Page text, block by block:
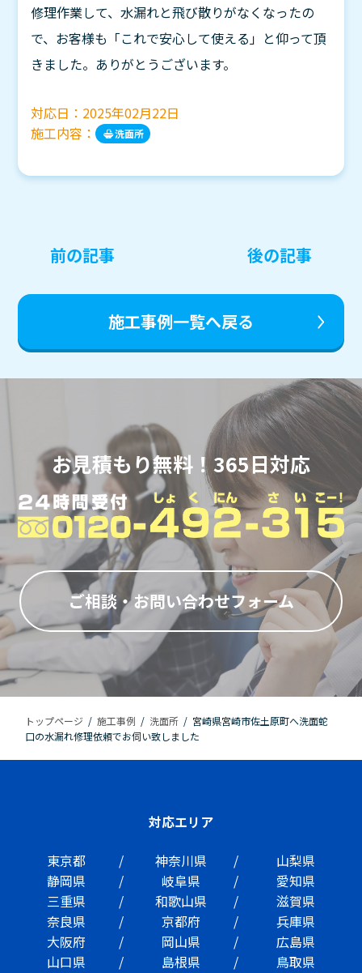
修理作業して、水漏れと飛び散りがなくなったの
で、お客様も「これで安心して使える」と仰って頂
きました。ありがとうございます。
対応日： 2025年02月22日
施工内容：
洗面所
ナ
ビ
ー
前の記事 後の記事
施工事例一覧へ戻る
お見積もり無料！365日対応
ご相談・お問い合わせフォーム
トップページ /施工事例 / 洗面所 / 宮崎県宮崎市佐土原町へ洗面蛇
口の水漏れ修理依頼でお伺い致しました
対応エリア
東京都
神奈川県
山梨県
静岡県
岐阜県
愛知県
三重県
和歌山県
滋賀県
奈良県
京都府
兵庫県
大阪府
岡山県
広島県
山口県
島根県
鳥取県